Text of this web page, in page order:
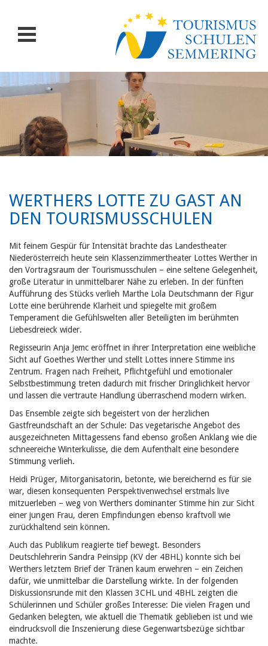
WERTHERS LOTTE ZU GAST AN
DEN TOURISMUSSCHULEN
Mit feinem Gespür für Intensität brachte das Landestheater
Niederösterreich heute sein Klassenzimmertheater Lottes Werther in
den Vortragsraum der Tourismusschulen – eine seltene Gelegenheit,
große Literatur in unmittelbarer Nähe zu erleben. In der fünften
Aufführung des Stücks verlieh Marthe Lola Deutschmann der Figur
Lotte eine berührende Klarheit und spiegelte mit großem
Temperament die Gefühlswelten aller Beteiligten im berühmten
Liebesdreieck wider.
Regisseurin Anja Jemc eröffnet in ihrer Interpretation eine weibliche
Sicht auf Goethes Werther und stellt Lottes innere Stimme ins
Zentrum. Fragen nach Freiheit, Pflichtgefühl und emotionaler
Selbstbestimmung treten dadurch mit frischer Dringlichkeit hervor
und lassen die vertraute Handlung überraschend modern wirken.
Das Ensemble zeigte sich begeistert von der herzlichen
Gastfreundschaft an der Schule: Das vegetarische Angebot des
ausgezeichneten Mittagessens fand ebenso großen Anklang wie die
schneereiche Winterkulisse, die dem Aufenthalt eine besondere
Stimmung verlieh.
Heidi Prüger, Mitorganisatorin, betonte, wie bereichernd es für sie
war, diesen konsequenten Perspektivenwechsel erstmals live
mitzuerleben – weg von Werthers dominanter Stimme hin zur Sicht
einer jungen Frau, deren Empfindungen ebenso kraftvoll wie
zurückhaltend sein können.
Auch das Publikum reagierte tief bewegt. Besonders
Deutschlehrerin Sandra Peinsipp (KV der 4BHL) konnte sich bei
Werthers letztem Brief der Tränen kaum erwehren – ein Zeichen
dafür, wie unmittelbar die Darstellung wirkte. In der folgenden
Diskussionsrunde mit den Klassen 3CHL und 4BHL zeigten die
Schülerinnen und Schüler großes Interesse: Die vielen Fragen und
Gedanken belegten, wie aktuell die Thematik geblieben ist und wie
eindrucksvoll die Inszenierung diese Gegenwartsbezüge sichtbar
machte.